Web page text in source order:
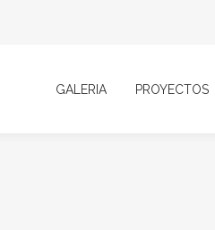
GALERIA PROYECTOS